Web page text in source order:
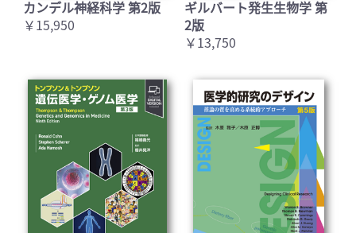
カンデル神経科学 第2版
￥15,950
ギルバート発生生物学 第
2版
￥13,750